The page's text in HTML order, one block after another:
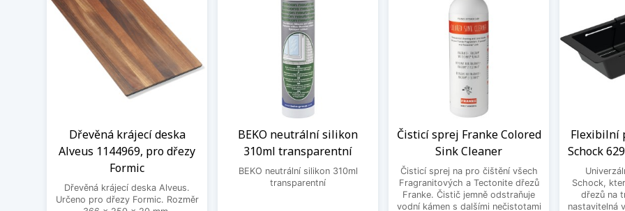
Dřevěná krájecí deska
Alveus 1144969, pro dřezy
Formic
Dřevěná krájecí deska Alveus.
Určeno pro dřezy Formic. Rozměr
BEKO neutrální silikon
310ml transparentní
BEKO neutrální silikon 310ml
transparentní
Čisticí sprej Franke Colored
Sink Cleaner
Čisticí sprej na pro čištění všech
Fragranitových a Tectonite dřezů
Franke. Čistič jemně odstraňuje
vodní kámen s dalšími nečistotami
Flexibilní
Schock
Schock,
dřezů na
nastavitelná